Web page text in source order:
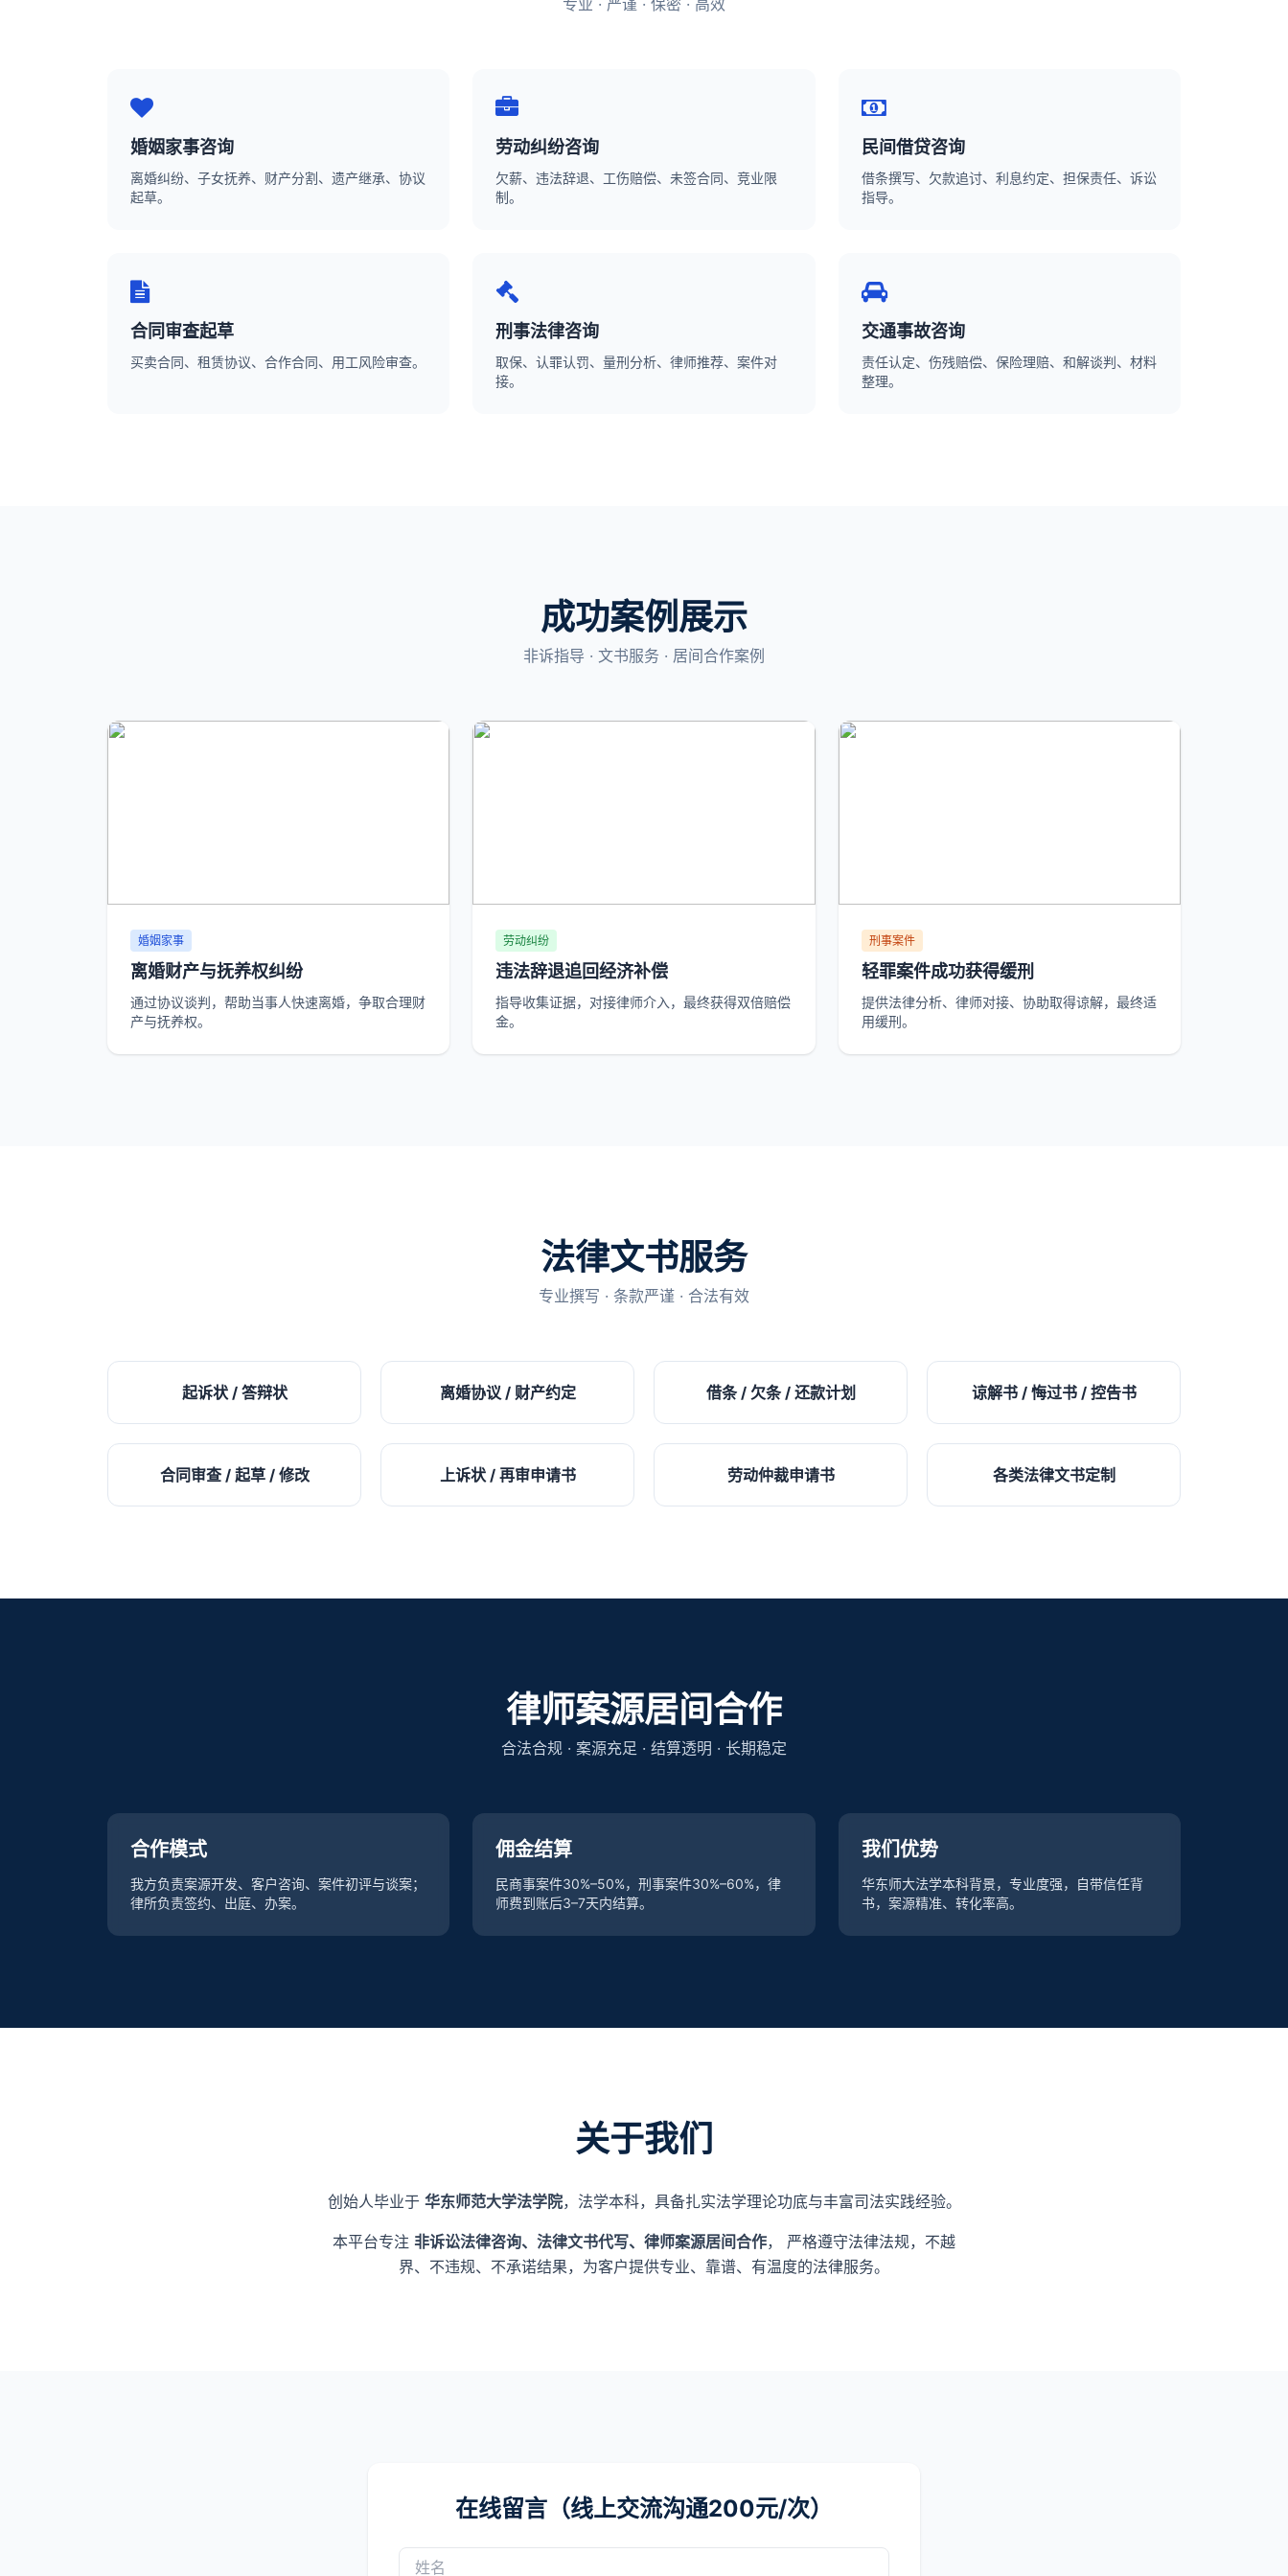
专业 · 严谨 · 保密 · 高效
婚姻家事咨询
离婚纠纷、子女抚养、财产分割、遗产继承、协议
起草。
劳动纠纷咨询
欠薪、违法辞退、工伤赔偿、未签合同、竞业限
制。
民间借贷咨询
借条撰写、欠款追讨、利息约定、担保责任、诉讼
指导。
合同审查起草
买卖合同、租赁协议、合作合同、用工风险审查。
刑事法律咨询
取保、认罪认罚、量刑分析、律师推荐、案件对
接。
交通事故咨询
责任认定、伤残赔偿、保险理赔、和解谈判、材料
整理。
成功案例展示
非诉指导 · 文书服务 · 居间合作案例
婚姻家事
离婚财产与抚养权纠纷
通过协议谈判，帮助当事人快速离婚，争取合理财
产与抚养权。
劳动纠纷
违法辞退追回经济补偿
指导收集证据，对接律师介入，最终获得双倍赔偿
金。
刑事案件
轻罪案件成功获得缓刑
提供法律分析、律师对接、协助取得谅解，最终适
用缓刑。
法律文书服务
专业撰写 · 条款严谨 · 合法有效
起诉状 / 答辩状 离婚协议 / 财产约定 借条 / 欠条 / 还款计划 谅解书 / 悔过书 / 控告书
合同审查 / 起草 / 修改 上诉状 / 再审申请书 劳动仲裁申请书 各类法律文书定制
律师案源居间合作
合法合规 · 案源充足 · 结算透明 · 长期稳定
合作模式
我方负责案源开发、客户咨询、案件初评与谈案；
律所负责签约、出庭、办案。
佣金结算
民商事案件30%–50%，刑事案件30%–60%，律
师费到账后3–7天内结算。
我们优势
华东师大法学本科背景，专业度强，自带信任背
书，案源精准、转化率高。
关于我们
创始人毕业于 华东师范大学法学院，法学本科，具备扎实法学理论功底与丰富司法实践经验。
本平台专注 非诉讼法律咨询、法律文书代写、律师案源居间合作， 严格遵守法律法规，不越
界、不违规、不承诺结果，为客户提供专业、靠谱、有温度的法律服务。
在线留言（线上交流沟通200元/次）